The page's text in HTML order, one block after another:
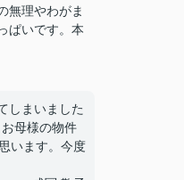
無理やわがま
ぱいです。本
しまいました
母様の物件
います。今度